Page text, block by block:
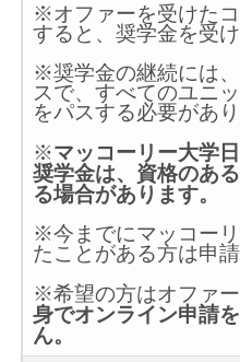
※オファーを受けた
すると、奨学金を受
※奨学金の継続には
スで、すべてのユニ
をパスする必要があり
※マッコーリー大学
奨学金は、資格のあ
る場合があります。
※今までにマッコー
たことがある方は申請
※希望の方はオファー
身でオンライン申請
ん。